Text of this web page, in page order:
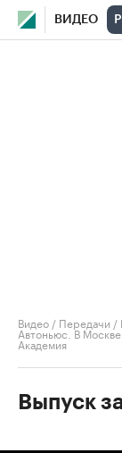
ВИДЕО
Видео / Передачи /
Автоньюс. В
Академия
Выпуск